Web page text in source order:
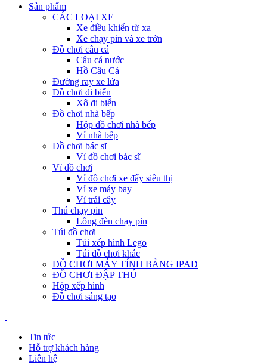
Sản phẩm
CÁC LOẠI XE
Xe điều khiển từ xa
Xe chạy pin và xe trớn
Đồ chơi câu cá
Câu cá nước
Hồ Câu Cá
Đường ray xe lửa
Đồ chơi đi biển
Xô đi biển
Đồ chơi nhà bếp
Hộp đồ chơi nhà bếp
Vỉ nhà bếp
Đồ chơi bác sĩ
Vỉ đồ chơi bác sĩ
Vỉ đồ chơi
Vỉ đồ chơi xe đẩy siêu thị
Vỉ xe máy bay
Vỉ trái cây
Thú chạy pin
Lồng đèn chạy pin
Túi đồ chơi
Túi xếp hình Lego
Túi đồ chơi khác
ĐỒ CHƠI MÁY TÍNH BẢNG IPAD
ĐỒ CHƠI ĐẬP THÚ
Hộp xếp hình
Đồ chơi sáng tạo
Tin tức
Hỗ trợ khách hàng
Liên hệ